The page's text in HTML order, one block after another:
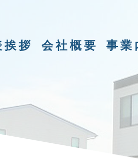
挨拶 会社概要 事業